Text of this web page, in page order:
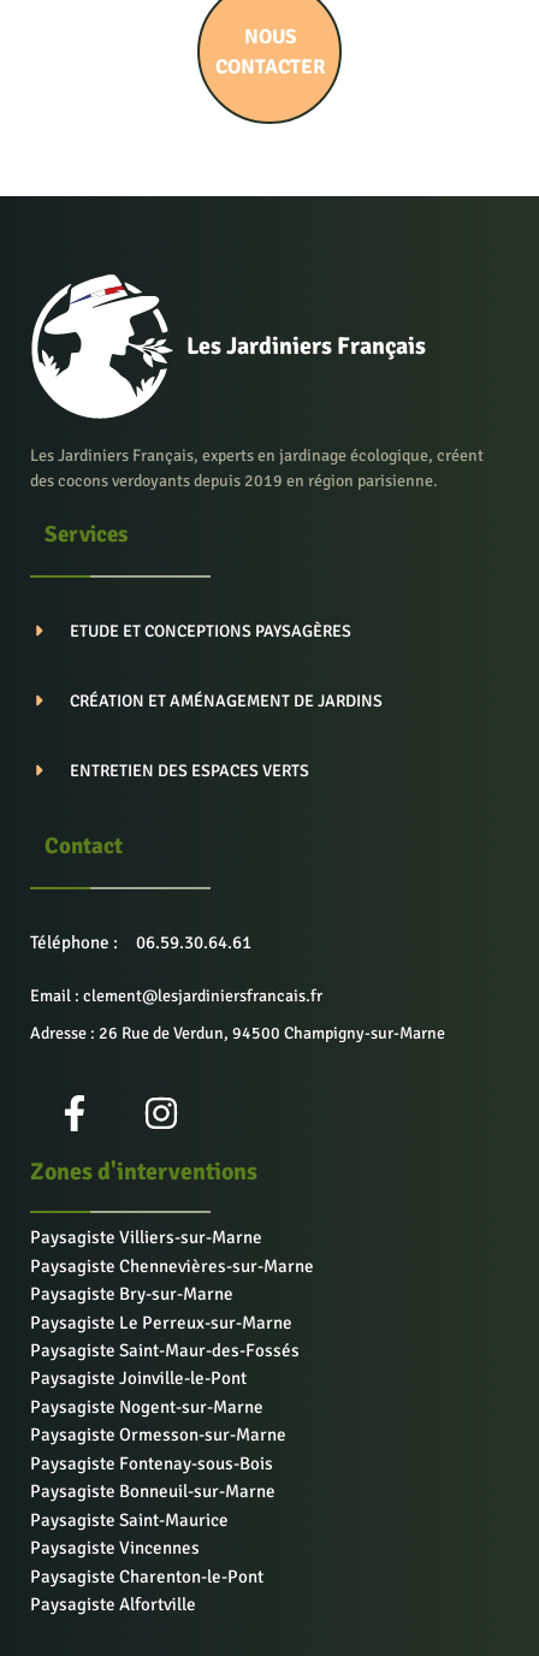
NOUS
CONTACTER
Les Jardiniers Français
Les Jardiniers Français, experts en jardinage écologique, créent
des cocons verdoyants depuis 2019 en région parisienne.
Services
ETUDE ET CONCEPTIONS PAYSAGÈRES
CRÉATION ET AMÉNAGEMENT DE JARDINS
ENTRETIEN DES ESPACES VERTS
Contact
Téléphone : 06.59.30.64.61
Email : clement@lesjardiniersfrancais.fr
Adresse : 26 Rue de Verdun, 94500 Champigny-sur-Marne
Zones d'interventions
Paysagiste Villiers-sur-Marne
Paysagiste Chennevières-sur-Marne
Paysagiste Bry-sur-Marne
Paysagiste Le Perreux-sur-Marne
Paysagiste Saint-Maur-des-Fossés
Paysagiste Joinville-le-Pont
Paysagiste Nogent-sur-Marne
Paysagiste Ormesson-sur-Marne
Paysagiste Fontenay-sous-Bois
Paysagiste Bonneuil-sur-Marne
Paysagiste Saint-Maurice
Paysagiste Vincennes
Paysagiste Charenton-le-Pont
Paysagiste Alfortville